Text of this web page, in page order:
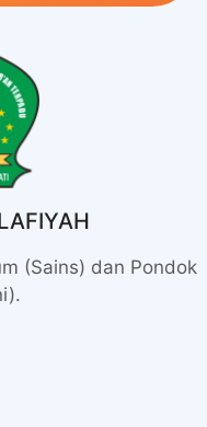
(Sains) dan Pondok